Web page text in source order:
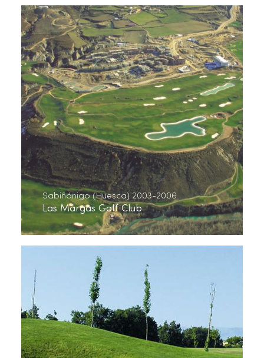
Sabiñánigo (Huesca) 2003-2006
Las Margas Golf Club